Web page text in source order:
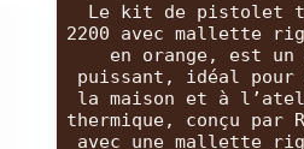
Le kit de pistolet
2200 avec mallette
en orange, est
puissant, idéal
la maison et à
thermique, conçu par
avec une mallette